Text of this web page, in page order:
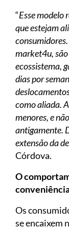
“Esse modelo
que estejam
market4u,
ecossistema,
dias por
como aliada.
menores, e
antigamente.
extensão da
Córdova.
O
Os
se encaixem